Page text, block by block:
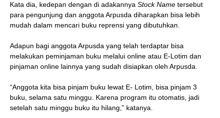
Kata dia, kedepan dengan di adakannya Stock Name tersebut
para pengunjung dan anggota Arpusda diharapkan bisa lebih
mudah dalam mencari buku reprensi yang dibutuhkan.
Adapun bagi anggota Arpusda yang telah terdaptar bisa
melakukan peminjaman buku melalui online atau E-Lotim dan
pinjaman online lainnya yang sudah disiapkan oleh Arpusda.
“Anggota kita bisa pinjam buku lewat E- Lotim, bisa pinjam 3
buku, selama satu minggu. Karena program itu otomatis, jadi
setelah satu minggu buku itu hilang,” katanya.